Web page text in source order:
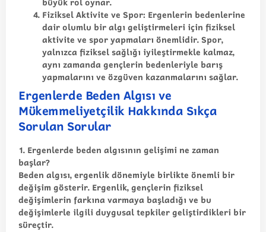
Fiziksel Aktivite ve Spor: Ergenlerin bedenlerine
dair olumlu bir algı geliştirmeleri için fiziksel
aktivite ve spor yapmaları önemlidir. Spor,
yalnızca fiziksel sağlığı iyileştirmekle kalmaz,
aynı zamanda gençlerin bedenleriyle barış
yapmalarını ve özgüven kazanmalarını sağlar.
Ergenlerde Beden Algısı ve
Mükemmeliyetçilik Hakkında Sıkça
Sorulan Sorular
1. Ergenlerde beden algısının gelişimi ne zaman
başlar?
Beden algısı, ergenlik dönemiyle birlikte önemli bir
değişim gösterir. Ergenlik, gençlerin fiziksel
değişimlerin farkına varmaya başladığı ve bu
değişimlerle ilgili duygusal tepkiler geliştirdikleri bir
süreçtir.